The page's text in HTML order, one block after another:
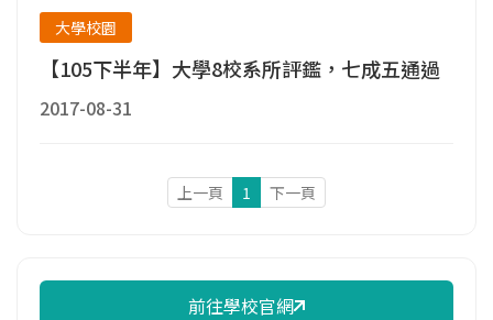
大學校園
【105下半年】大學8校系所評鑑，七成五通過
2017-08-31
上一頁 1 下一頁
前往學校官網